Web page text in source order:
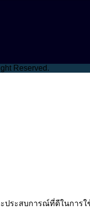
Reserved.
ประสบการณ์ที่ดีในการ